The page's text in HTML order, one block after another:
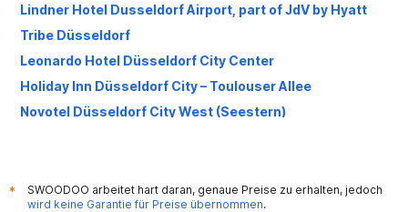
Lindner Hotel Dusseldorf Airport, part of JdV by Hyatt
Tribe Düsseldorf
Leonardo Hotel Düsseldorf City Center
Holiday Inn Düsseldorf City – Toulouser Allee
Novotel Düsseldorf City West (Seestern)
INNSiDE by Meliá DÜsseldorf Seestern
*
SWOODOO arbeitet hart daran, genaue Preise zu erhalten, jedoch
wird keine Garantie für Preise übernommen.